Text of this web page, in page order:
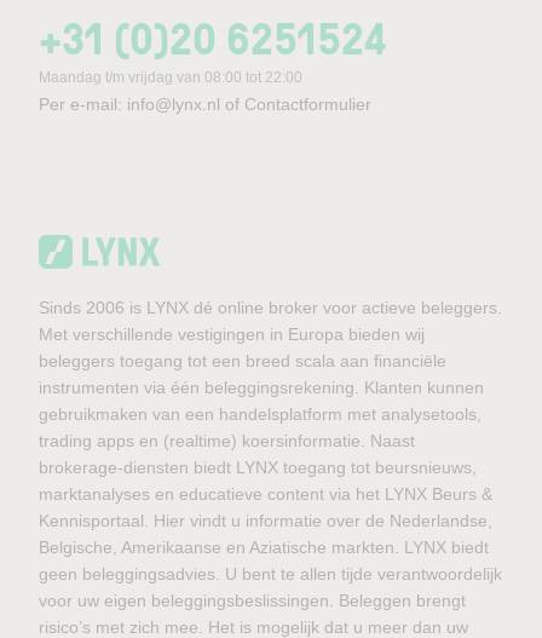
+31 (0)20 6251524
Maandag t/m vrijdag van 08:00 tot 22:00
Per e-mail: info@lynx.nl of Contactformulier
Sinds 2006 is LYNX dé online broker voor actieve beleggers.
Met verschillende vestigingen in Europa bieden wij
beleggers toegang tot een breed scala aan financiële
instrumenten via één beleggingsrekening. Klanten kunnen
gebruikmaken van een handelsplatform met analysetools,
trading apps en (realtime) koersinformatie. Naast
brokerage-diensten biedt LYNX toegang tot beursnieuws,
marktanalyses en educatieve content via het LYNX Beurs &
Kennisportaal. Hier vindt u informatie over de Nederlandse,
Belgische, Amerikaanse en Aziatische markten. LYNX biedt
geen beleggingsadvies. U bent te allen tijde verantwoordelijk
voor uw eigen beleggingsbeslissingen. Beleggen brengt
risico’s met zich mee. Het is mogelijk dat u meer dan uw